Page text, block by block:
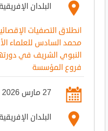
البلدان
انطلاق التصفيات
محمد السادس للعلماء
النبوي الشريف في
فروع المؤسسة
27 مارس 2026
البلدان